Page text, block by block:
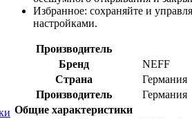
Избранное: сохраняйте и
настройками.
Производитель
Бренд
NEFF
Страна
Германия
Производитель
Германия
Общие характеристики